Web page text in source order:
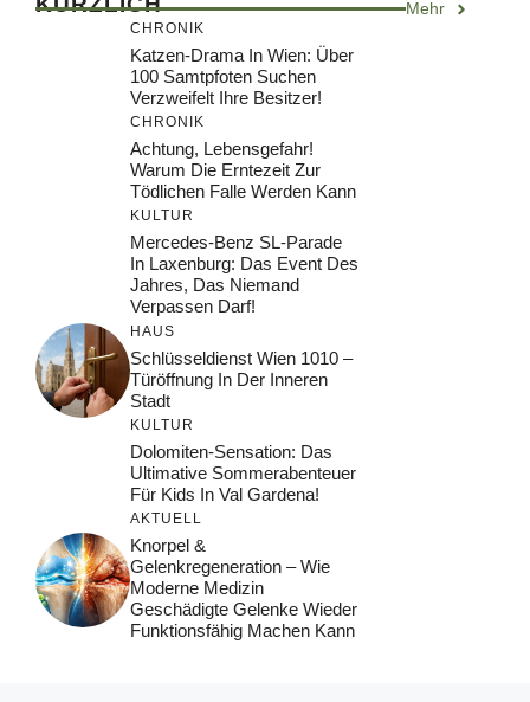
Mehr
CHRONIK
Katzen-Drama In Wien: Über
100 Samtpfoten Suchen
Verzweifelt Ihre Besitzer!
CHRONIK
Achtung, Lebensgefahr!
Warum Die Erntezeit Zur
Tödlichen Falle Werden Kann
KULTUR
Mercedes-Benz SL-Parade
In Laxenburg: Das Event Des
Jahres, Das Niemand
Verpassen Darf!
HAUS
Schlüsseldienst Wien 1010 –
Türöffnung In Der Inneren
Stadt
KULTUR
Dolomiten-Sensation: Das
Ultimative Sommerabenteuer
Für Kids In Val Gardena!
AKTUELL
Knorpel &
Gelenkregeneration – Wie
Moderne Medizin
Geschädigte Gelenke Wieder
Funktionsfähig Machen Kann